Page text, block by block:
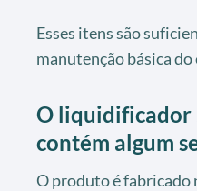
Esses itens são
manutenção básica
O liquidificador
contém algum
O produto é fabricado